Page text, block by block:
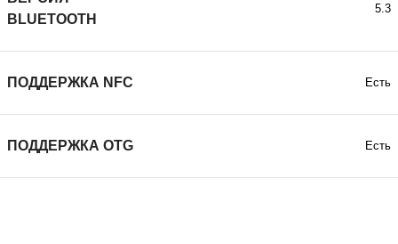
BLUETOOTH
5.3
ПОДДЕРЖКА NFC Есть
ПОДДЕРЖКА ОТG Есть